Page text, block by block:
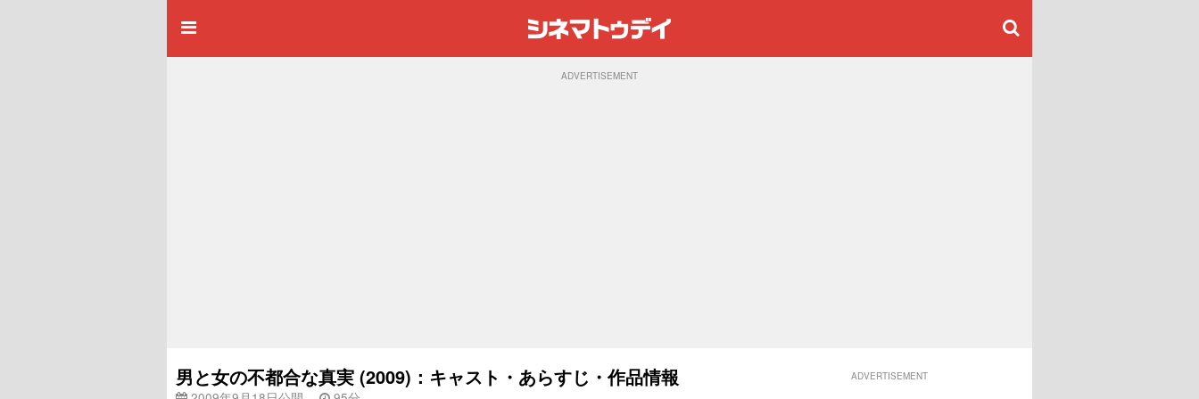
ADVERTISEMENT
男と女の不都合な真実 (2009)：キャスト・あらすじ・作品情報 ADVERTISEMENT